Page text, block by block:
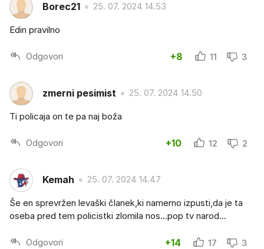
Borec21 25. 07. 2024 14.53
Edin pravilno
Odgovori +8 11 3
zmerni pesimist 25. 07. 2024 14.50
Ti policaja on te pa naj boža
Odgovori +10 12 2
Kemah 25. 07. 2024 14.47
Še en sprevržen levaški članek,ki namerno izpusti,da je ta
oseba pred tem policistki zlomila nos...pop tv narod...
Odgovori +14 17 3